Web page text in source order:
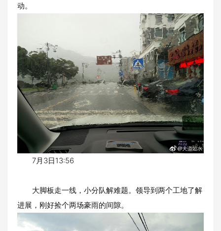
动。
7月3日13:56
大脚板走一线，小分队解难题。领导到两个工地了解
进展，刚好捡个两场豪雨的间隙。